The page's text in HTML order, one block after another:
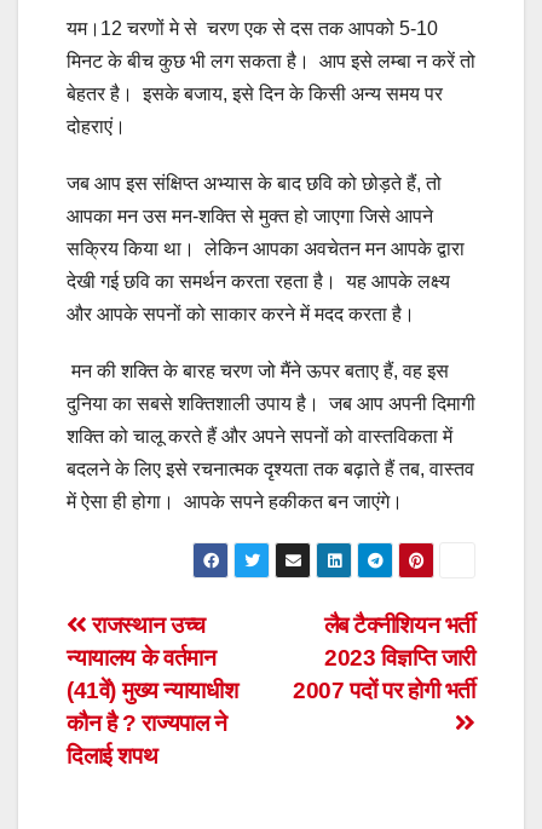
यम।12 चरणों मे से चरण एक से दस तक आपको 5-10
मिनट के बीच कुछ भी लग सकता है। आप इसे लम्बा न करें तो
बेहतर है। इसके बजाय, इसे दिन के किसी अन्य समय पर
दोहराएं।
जब आप इस संक्षिप्त अभ्यास के बाद छवि को छोड़ते हैं, तो
आपका मन उस मन-शक्ति से मुक्त हो जाएगा जिसे आपने
सक्रिय किया था। लेकिन आपका अवचेतन मन आपके द्वारा
देखी गई छवि का समर्थन करता रहता है। यह आपके लक्ष्य
और आपके सपनों को साकार करने में मदद करता है।
मन की शक्ति के बारह चरण जो मैंने ऊपर बताए हैं, वह इस
दुनिया का सबसे शक्तिशाली उपाय है। जब आप अपनी दिमागी
शक्ति को चालू करते हैं और अपने सपनों को वास्तविकता में
बदलने के लिए इसे रचनात्मक दृश्यता तक बढ़ाते हैं तब, वास्तव
में ऐसा ही होगा। आपके सपने हकीकत बन जाएंगे।
Post
navigation
लैब टैक्नीशियन भर्ती
2023 विज्ञप्ति जारी
2007 पदों पर होगी भर्ती
राजस्थान उच्च
न्यायालय के वर्तमान
(41वें) मुख्य न्यायाधीश
कौन है ? राज्यपाल ने
दिलाई शपथ